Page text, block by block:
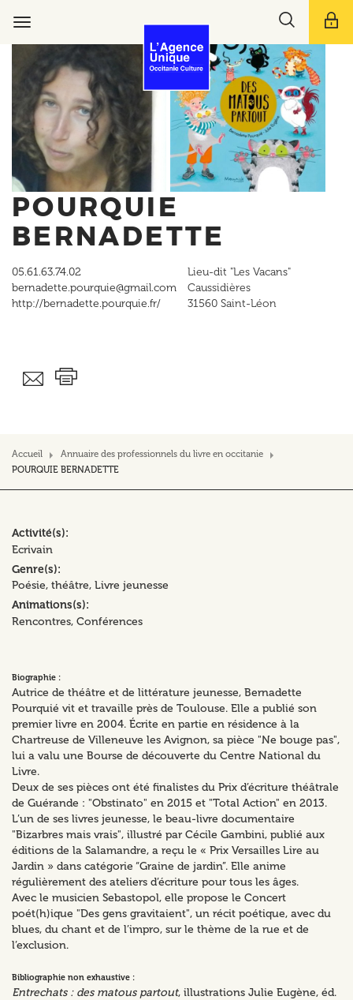
navigation
Toggle
bar
POURQUIE
BERNADETTE
05.61.63.74.02
bernadette.pourquie@gmail.com
http://bernadette.pourquie.fr/
Lieu-dit "Les Vacans"
Caussidières
31560 Saint-Léon
Accueil
Annuaire des professionnels du livre en occitanie
POURQUIE BERNADETTE
Activité(s)
Ecrivain
Genre(s)
Poésie, théâtre Livre jeunesse
Animations(s)
Rencontres Conférences
Biographie :
Autrice de théâtre et de littérature jeunesse, Bernadette
Pourquié vit et travaille près de Toulouse. Elle a publié son
premier livre en 2004. Écrite en partie en résidence à la
Chartreuse de Villeneuve les Avignon, sa pièce "Ne bouge pas",
lui a valu une Bourse de découverte du Centre National du
Livre.
Deux de ses pièces ont été finalistes du Prix d’écriture théâtrale
de Guérande : "Obstinato" en 2015 et "Total Action" en 2013.
L’un de ses livres jeunesse, le beau-livre documentaire
"Bizarbres mais vrais", illustré par Cécile Gambini, publié aux
éditions de la Salamandre, a reçu le « Prix Versailles Lire au
Jardin » dans catégorie “Graine de jardin”. Elle anime
régulièrement des ateliers d’écriture pour tous les âges.
Avec le musicien Sebastopol, elle propose le Concert
poét(h)ique "Des gens gravitaient", un récit poétique, avec du
blues, du chant et de l’impro, sur le thème de la rue et de
l’exclusion.
Bibliographie non exhaustive :
Entrechats : des matous partout, illustrations Julie Eugène, éd.